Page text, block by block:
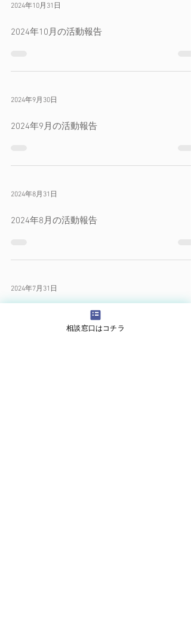
2024年12月1日
ぱっぷすの活動報告(2024年11月)
2024年10月31日
2024年10月の活動報告
2024年9月30日
2024年9月の活動報告
2024年8月31日
2024年8月の活動報告
相談窓口はコチラ